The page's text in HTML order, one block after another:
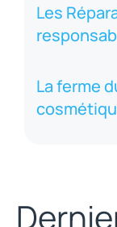
Les
La ferme